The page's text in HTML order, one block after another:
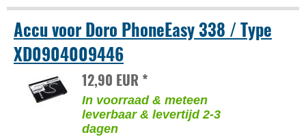
Accu voor Doro PhoneEasy 338 / Type
XD0904009446
12,90 EUR *
In voorraad & meteen
leverbaar & levertijd 2-3
dagen